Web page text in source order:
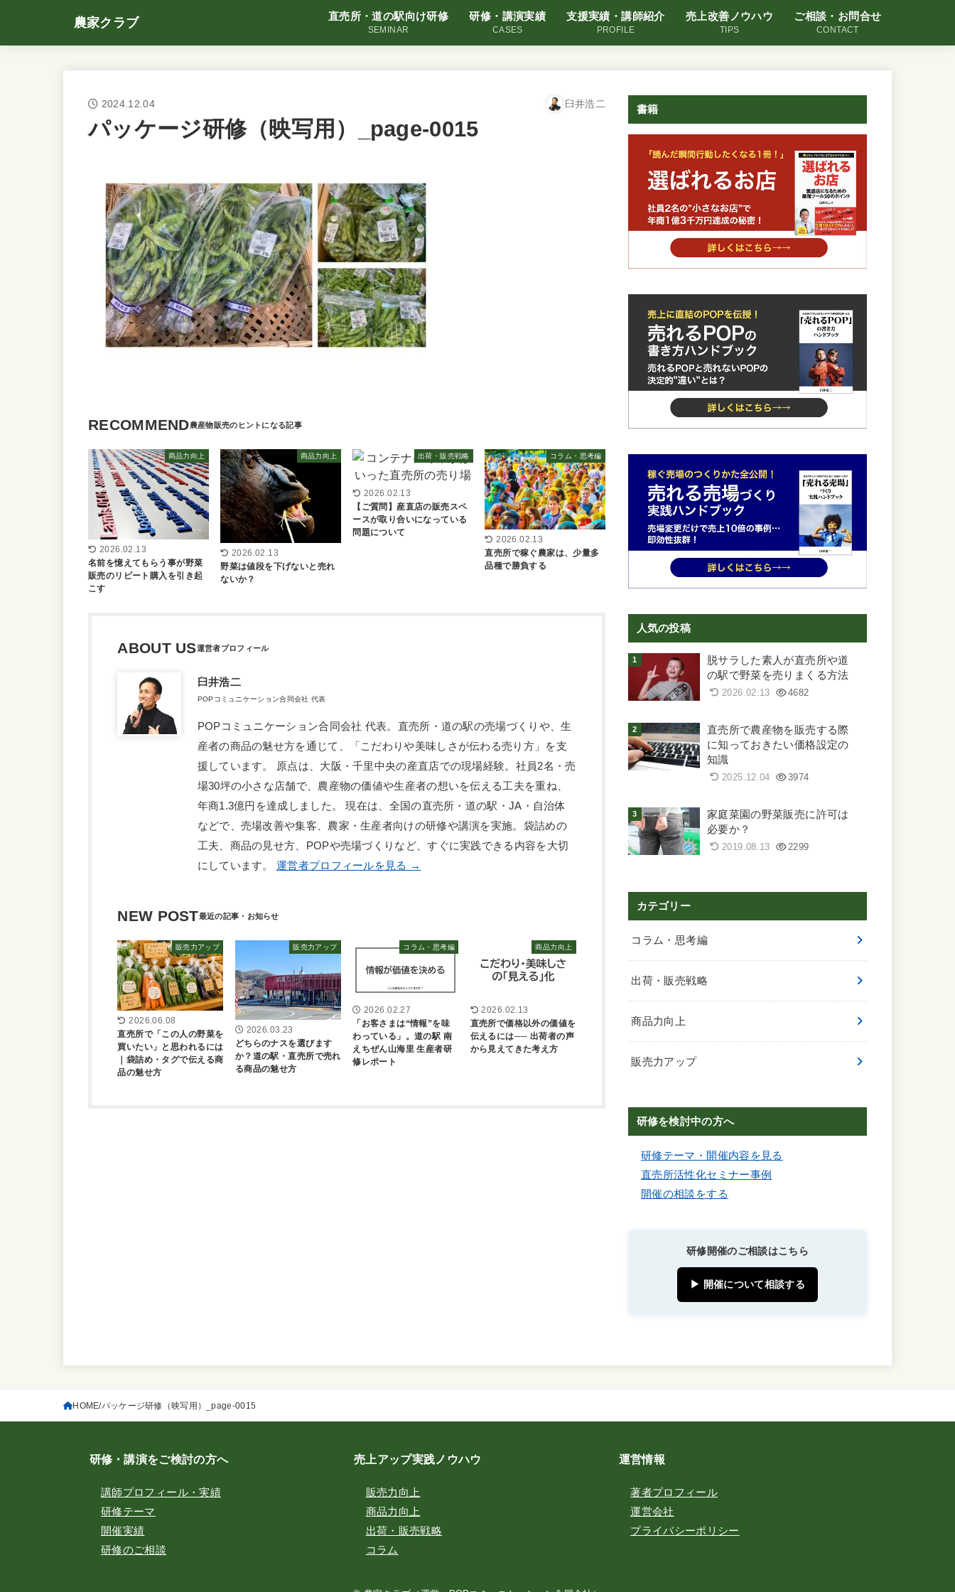
農家クラブ 直売所・道の駅向け研修
SEMINAR
研修・講演実績
CASES
支援実績・講師紹介
PROFILE
売上改善ノウハウ
TIPS
ご相談・お問合せ
CONTACT
2024.12.04 臼井浩二
パッケージ研修（映写用）_page-0015
RECOMMEND
商品力向上
2026.02.13
名前を憶えてもらう事が野菜
販売のリピート購入を引き起
こす
商品力向上
2026.02.13
野菜は値段を下げないと売れ
ないか？
出荷・販売戦略
2026.02.13
【ご質問】産直店の販売スペ
ースが取り合いになっている
問題について
コラム・思考編
2026.02.13
直売所で稼ぐ農家は、少量多
品種で勝負する
ABOUT US
臼井浩二
POPコミュニケーション合同会社 代表
POPコミュニケーション合同会社 代表。直売所・道の駅の売場づくりや、生
産者の商品の魅せ方を通じて、「こだわりや美味しさが伝わる売り方」を支
援しています。 原点は、大阪・千里中央の産直店での現場経験。社員2名・売
場30坪の小さな店舗で、農産物の価値や生産者の想いを伝える工夫を重ね、
年商1.3億円を達成しました。 現在は、全国の直売所・道の駅・JA・自治体
などで、売場改善や集客、農家・生産者向けの研修や講演を実施。袋詰めの
工夫、商品の見せ方、POPや売場づくりなど、すぐに実践できる内容を大切
にしています。運営者プロフィールを見る →
NEW POST
販売力アップ
2026.06.08
直売所で「この人の野菜を
買いたい」と思われるには
｜袋詰め・タグで伝える商
品の魅せ方
販売力アップ
2026.03.23
どちらのナスを選びます
か？道の駅・直売所で売れ
る商品の魅せ方
コラム・思考編
2026.02.27
「お客さまは“情報”を味
わっている」。道の駅 南
えちぜん山海里 生産者研
修レポート
商品力向上
2026.02.13
直売所で価格以外の価値を
伝えるには── 出荷者の声
から見えてきた考え方
書籍
人気の投稿
脱サラした素人が直売所や道
の駅で野菜を売りまくる方法
2026.02.13 4682
直売所で農産物を販売する際
に知っておきたい価格設定の
知識
2025.12.04 3974
家庭菜園の野菜販売に許可は
必要か？
2019.08.13 2299
カテゴリー
コラム・思考編
出荷・販売戦略
商品力向上
販売力アップ
研修を検討中の方へ
研修テーマ・開催内容を見る
直売所活性化セミナー事例
開催の相談をする
研修開催のご相談はこちら
▶ 開催について相談する
HOME パッケージ研修（映写用）_page-0015
研修・講演をご検討の方へ
講師プロフィール・実績
研修テーマ
開催実績
研修のご相談
売上アップ実践ノウハウ
販売力向上
商品力向上
出荷・販売戦略
コラム
運営情報
著者プロフィール
運営会社
プライバシーポリシー